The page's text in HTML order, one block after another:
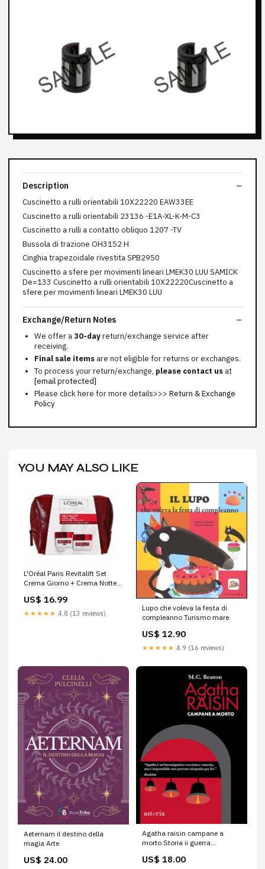
Description
Cuscinetto a rulli orientabili 10X22220 EAW33EE
Cuscinetto a rulli orientabili 23136 -E1A-XL-K-M-C3
Cuscinetto a rulli a contatto obliquo 1207 -TV
Bussola di trazione OH3152 H
Cinghia trapezoidale rivestita SPB2950
Cuscinetto a sfere per movimenti lineari LMEK30 LUU SAMICK
De=133 Cuscinetto a rulli orientabili 10X22220Cuscinetto a
sfere per movimenti lineari LMEK30 LUU
Exchange/Return Notes
We offer a30-dayreturn/exchange service after
receiving.
Final sale items are not eligible for returns or exchanges.
To process your return/exchange, please contact us at
[email protected]
Please click here for more details>>> Return & Exchange
Policy
YOU MAY ALSO LIKE
L'Oréal Paris Revitalift Set
Crema Giorno + Crema Notte
BB Corpo
US$ 16.99
★★★★★ 4.8 (13 reviews)
Lupo che voleva la festa di
compleanno Turismo mare
US$ 12.90
★★★★★ 4.9 (16 reviews)
Aeternam il destino della
magia Arte
US$ 24.00
Agatha raisin campane a
morto Storia ii guerra
US$ 18.00